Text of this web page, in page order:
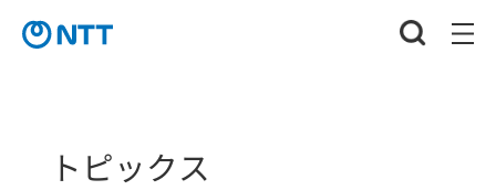
トピックス